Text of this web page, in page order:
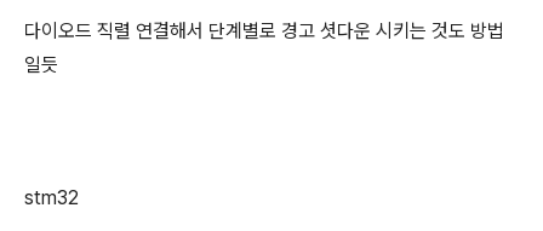
다이오드 직렬 연결해서 단계별로 경고 셧다운 시키는 것도 방법
일듯
stm32